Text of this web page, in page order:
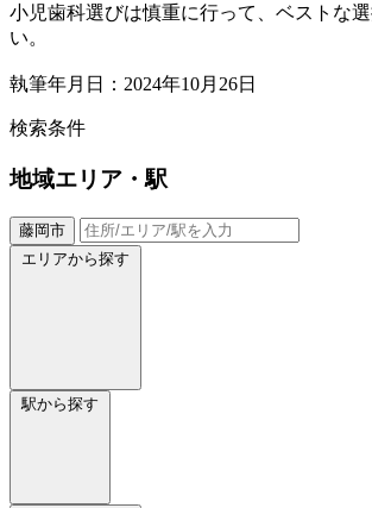
小児歯科選びは慎重に行って、ベストな
い。
執筆年月日：2024年10月26日
検索条件
地域エリア・駅
藤岡市
エリアから探す
駅から探す